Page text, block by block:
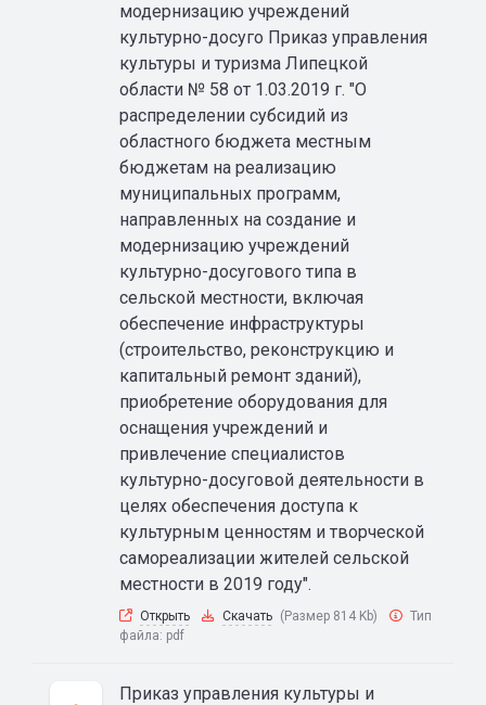
модернизацию учреждений
культурно-досуго Приказ управления
культуры и туризма Липецкой
области № 58 от 1.03.2019 г. "О
распределении субсидий из
областного бюджета местным
бюджетам на реализацию
муниципальных программ,
направленных на создание и
модернизацию учреждений
культурно-досугового типа в
сельской местности, включая
обеспечение инфраструктуры
(строительство, реконструкцию и
капитальный ремонт зданий),
приобретение оборудования для
оснащения учреждений и
привлечение специалистов
культурно-досуговой деятельности в
целях обеспечения доступа к
культурным ценностям и творческой
самореализации жителей сельской
местности в 2019 году".
Открыть Скачать (Размер 814 Kb)
Тип
файла: pdf
Приказ управления культуры и